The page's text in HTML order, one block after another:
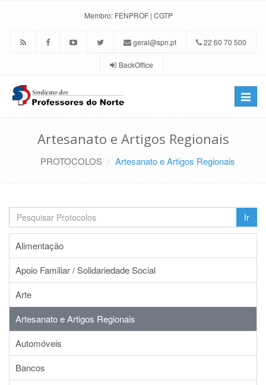
Membro: FENPROF | CGTP
geral@spn.pt 22 60 70 500
BackOffice
Toggle
Artesanato e Artigos Regionais
PROTOCOLOS Artesanato e Artigos Regionais
Ir
Alimentação
Apoio Familiar / Solidariedade Social
Arte
Artesanato e Artigos Regionais
Automóveis
Bancos